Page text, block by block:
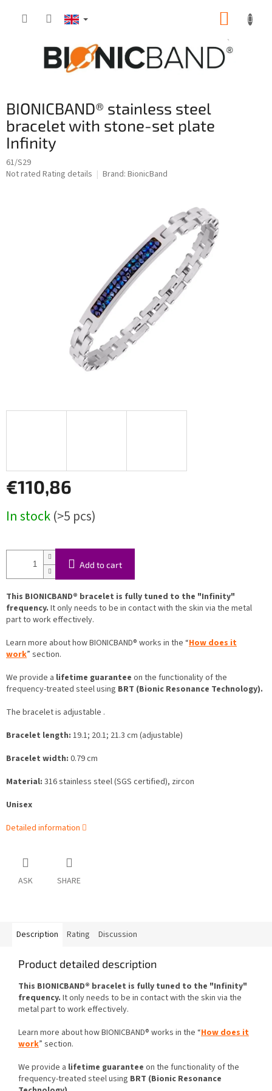
BIONICBAND® stainless steel
bracelet with stone-set plate
Infinity
61/S29
The
Not rated Rating details Brand: BionicBand
€110,86
price:
In stock(>5 pcs)
Add to cart
This BIONICBAND® bracelet is fully tuned to the "Infinity"
frequency. It only needs to be in contact with the skin via the metal
part to work effectively.
Learn more about how BIONICBAND® works in the “How does it
work” section.
We provide a lifetime guarantee on the functionality of the
frequency-treated steel using BRT (Bionic Resonance Technology).
The bracelet is adjustable .
Bracelet length: 19.1; 20.1; 21.3 cm (adjustable)
Bracelet width: 0.79 cm
Material: 316 stainless steel (SGS certified), zircon
Unisex
Detailed information
ASK SHARE
Description Rating Discussion
Product detailed description
This BIONICBAND® bracelet is fully tuned to the "Infinity"
frequency. It only needs to be in contact with the skin via the
metal part to work effectively.
Learn more about how BIONICBAND® works in the “How does it
work” section.
We provide a lifetime guarantee on the functionality of the
frequency-treated steel using BRT (Bionic Resonance